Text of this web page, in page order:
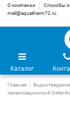
О компании Способы
mail@aquatherm72.ru
Каталог
Главная Водоотведение
канализационный